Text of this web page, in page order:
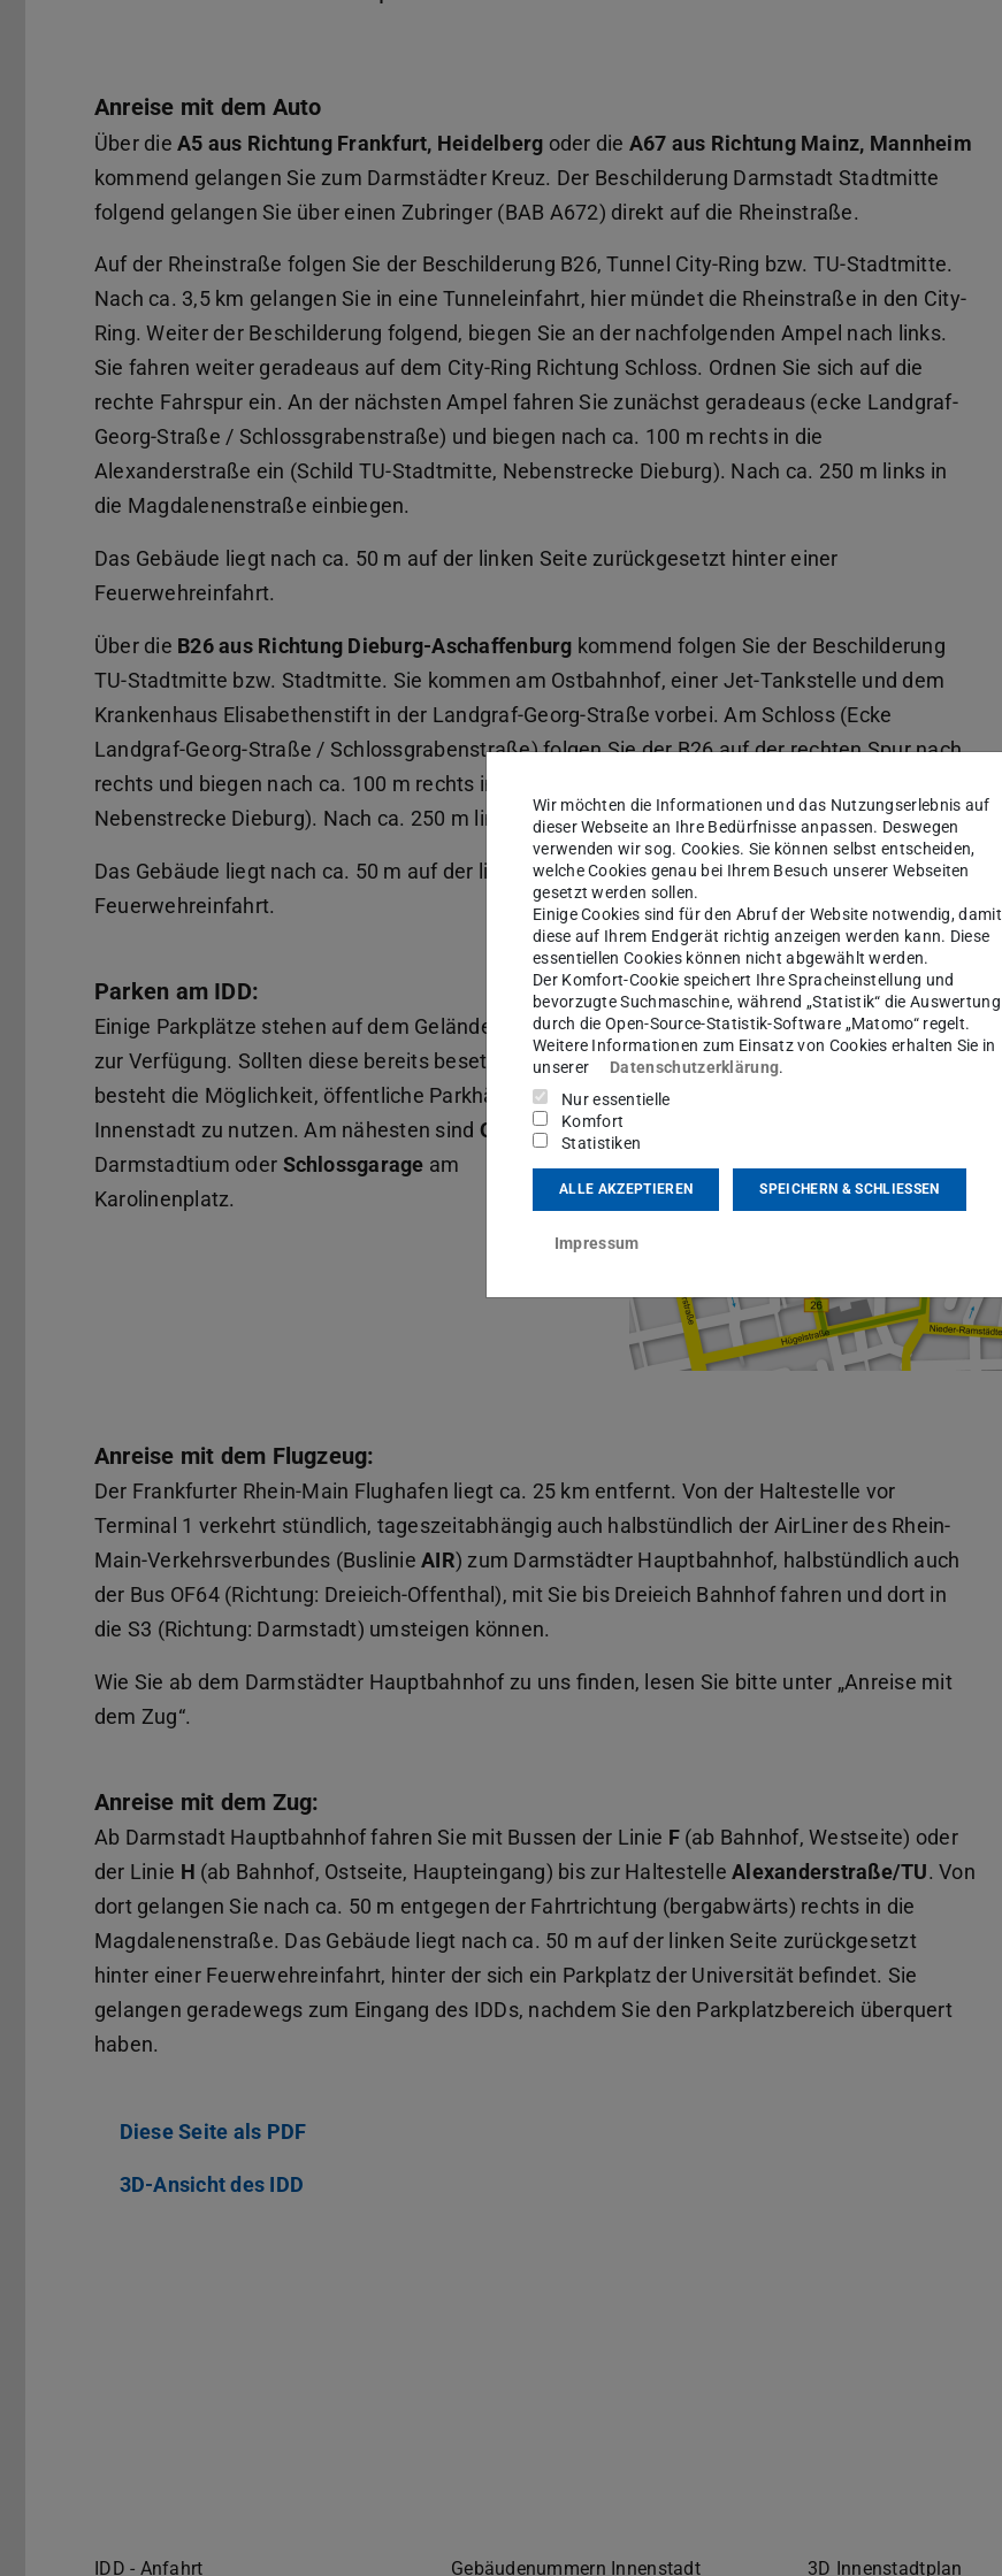
Anreise mit dem Auto
Über dieA5 aus Richtung Frankfurt, Heidelberg oder die A67 aus Richtung Mainz, Mannheim
kommend gelangen Sie zum Darmstädter Kreuz. Der Beschilderung Darmstadt Stadtmitte
folgend gelangen Sie über einen Zubringer (BAB A672) direkt auf die Rheinstraße.
Auf der Rheinstraße folgen Sie der Beschilderung B26, Tunnel City-Ring bzw. TU-Stadtmitte.
Nach ca. 3,5 km gelangen Sie in eine Tunneleinfahrt, hier mündet die Rheinstraße in den City-
Ring. Weiter der Beschilderung folgend, biegen Sie an der nachfolgenden Ampel nach links.
Sie fahren weiter geradeaus auf dem City-Ring Richtung Schloss. Ordnen Sie sich auf die
rechte Fahrspur ein. An der nächsten Ampel fahren Sie zunächst geradeaus (ecke Landgraf-
Georg-Straße / Schlossgrabenstraße) und biegen nach ca. 100 m rechts in die
Alexanderstraße ein (Schild TU-Stadtmitte, Nebenstrecke Dieburg). Nach ca. 250 m links in
die Magdalenenstraße einbiegen.
Das Gebäude liegt nach ca. 50 m auf der linken Seite zurückgesetzt hinter einer
Feuerwehreinfahrt.
Über die B26 aus Richtung Dieburg-Aschaffenburg kommend folgen Sie der Beschilderung
TU-Stadtmitte bzw. Stadtmitte. Sie kommen am Ostbahnhof, einer Jet-Tankstelle und dem
Krankenhaus Elisabethenstift in der Landgraf-Georg-Straße vorbei. Am Schloss (Ecke
Landgraf-Georg-Straße / Schlossgrabenstraße) folgen Sie der B26 auf der rechten Spur nach
rechts und biegen nach ca. 100 m rechts in die Alexanderstraße ein (Schild TU-Stadtmitte,
Nebenstrecke Dieburg). Nach ca. 250 m links in die Magdalenenstraße einbiegen.
Das Gebäude liegt nach ca. 50 m auf der linken Seite zurückgesetzt hinter einer
Feuerwehreinfahrt.
Parken am IDD:
Einige Parkplätze stehen auf dem Gelände des IDD
zur Verfügung. Sollten diese bereits besetzt sein,
besteht die Möglichkeit, öffentliche Parkhäuser in der
Innenstadt zu nutzen. Am nähesten sind Q-Park am
Darmstadtium oder Schlossgarage am
Karolinenplatz.
Anreise mit dem Flugzeug:
Der Frankfurter Rhein-Main Flughafen liegt ca. 25 km entfernt. Von der Haltestelle vor
Terminal 1 verkehrt stündlich, tageszeitabhängig auch halbstündlich der AirLiner des Rhein-
Main-Verkehrsverbundes (BuslinieAIR) zum Darmstädter Hauptbahnhof, halbstündlich auch
der Bus OF64 (Richtung: Dreieich-Offenthal), mit Sie bis Dreieich Bahnhof fahren und dort in
die S3 (Richtung: Darmstadt) umsteigen können.
Wie Sie ab dem Darmstädter Hauptbahnhof zu uns finden, lesen Sie bitte unter „Anreise mit
dem Zug“.
Anreise mit dem Zug:
Ab Darmstadt Hauptbahnhof fahren Sie mit Bussen der Linie F(ab Bahnhof, Westseite) oder
der Linie H (ab Bahnhof, Ostseite, Haupteingang) bis zur HaltestelleAlexanderstraße/TU. Von
dort gelangen Sie nach ca. 50 m entgegen der Fahrtrichtung (bergabwärts) rechts in die
Magdalenenstraße. Das Gebäude liegt nach ca. 50 m auf der linken Seite zurückgesetzt
hinter einer Feuerwehreinfahrt, hinter der sich ein Parkplatz der Universität befindet. Sie
gelangen geradewegs zum Eingang des IDDs, nachdem Sie den Parkplatzbereich überquert
haben.
Diese Seite als PDF
3D-Ansicht des IDD
IDD - Anfahrt Gebäudenummern Innenstadt 3D Innenstadtplan
Wir möchten die Informationen und das Nutzungserlebnis auf
dieser Webseite an Ihre Bedürfnisse anpassen. Deswegen
verwenden wir sog. Cookies. Sie können selbst entscheiden,
welche Cookies genau bei Ihrem Besuch unserer Webseiten
gesetzt werden sollen.
Einige Cookies sind für den Abruf der Website notwendig, damit
diese auf Ihrem Endgerät richtig anzeigen werden kann. Diese
essentiellen Cookies können nicht abgewählt werden.
Der Komfort-Cookie speichert Ihre Spracheinstellung und
bevorzugte Suchmaschine, während „Statistik“ die Auswertung
durch die Open-Source-Statistik-Software „Matomo“ regelt.
Weitere Informationen zum Einsatz von Cookies erhalten Sie in
unserer
Datenschutzerklärung.
Nur essentielle
Komfort
Statistiken
ALLE AKZEPTIEREN SPEICHERN & SCHLIESSEN
Impressum